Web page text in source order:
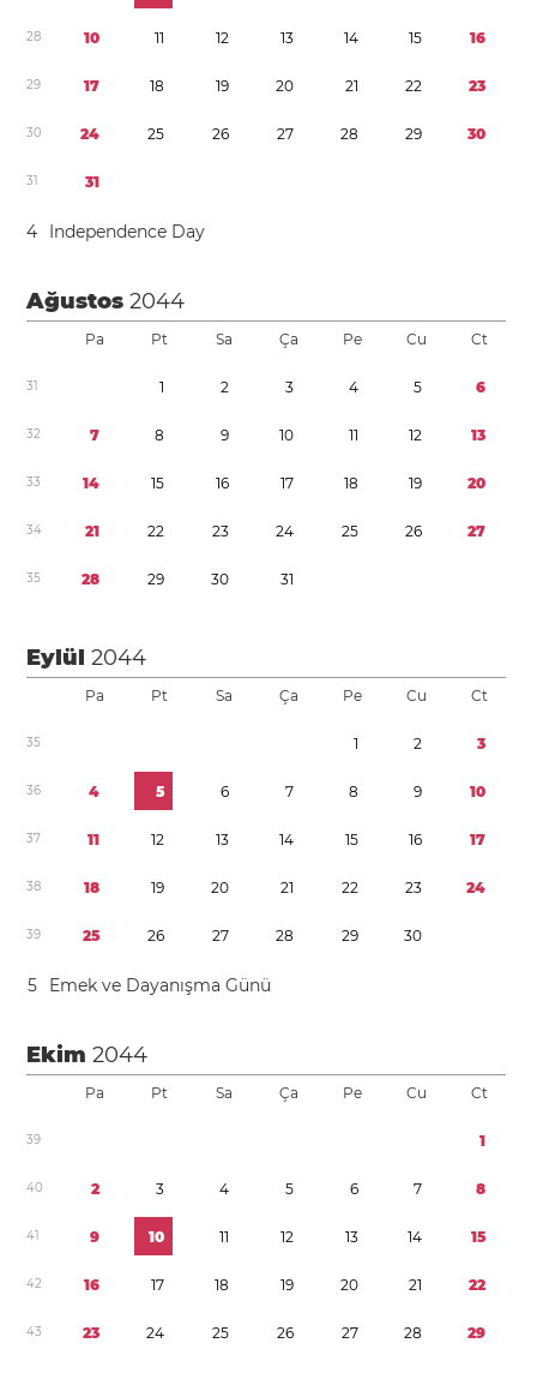
28 10 11 12 13 14 15 16
29 17 18 19 20 21 22 23
30 24 25 26 27 28 29 30
31 31
4 Independence Day
Ağustos2044
Pa Pt Sa Ça Pe Cu Ct
31 1 2 3 4 5 6
32 7 8 9 10 11 12 13
33 14 15 16 17 18 19 20
34 21 22 23 24 25 26 27
35 28 29 30 31
Eylül2044
Pa Pt Sa Ça Pe Cu Ct
35 1 2 3
36 4 5 6 7 8 9 10
37 11 12 13 14 15 16 17
38 18 19 20 21 22 23 24
39 25 26 27 28 29 30
5 Emek ve Dayanışma Günü
Ekim2044
Pa Pt Sa Ça Pe Cu Ct
39 1
40 2 3 4 5 6 7 8
41 9 10 11 12 13 14 15
42 16 17 18 19 20 21 22
43 23 24 25 26 27 28 29